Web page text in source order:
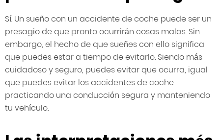
Sí. Un sueño con un accidente de coche puede ser un
presagio de que pronto ocurrirán cosas malas. Sin
embargo, el hecho de que sueñes con ello significa
que puedes estar a tiempo de evitarlo. Siendo más
cuidadoso y seguro, puedes evitar que ocurra, igual
que puedes evitar los accidentes de coche
practicando una conducción segura y manteniendo
tu vehículo.